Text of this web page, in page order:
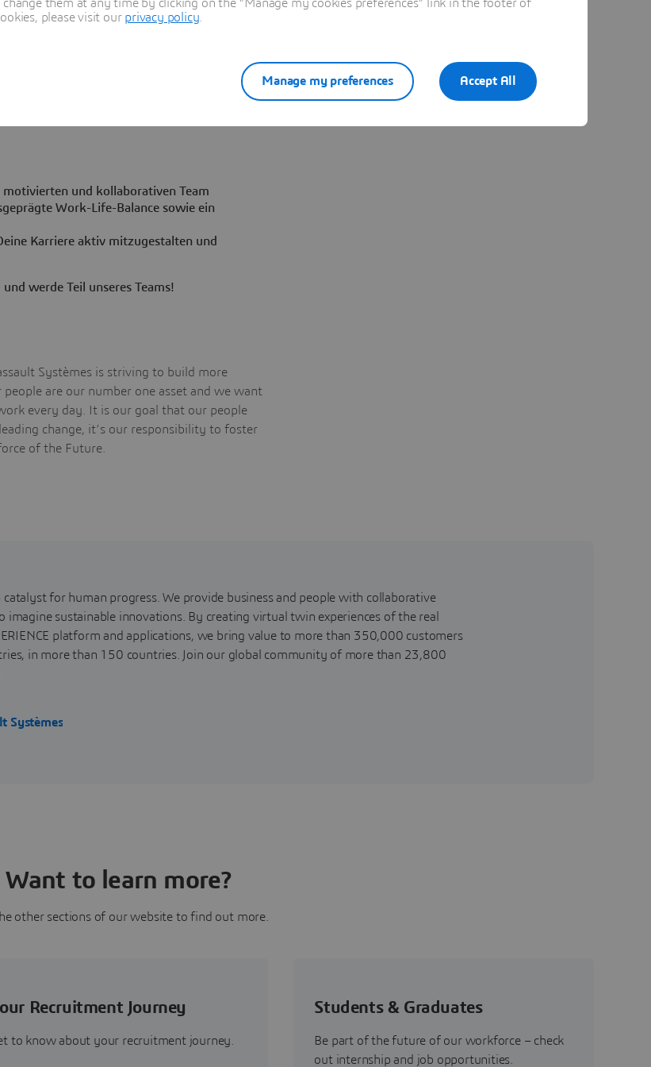
und Start-ups sowie Neugier
Innovationsprojekte
und kollaborativen Team
Work-Life-Balance sowie ein
Karriere aktiv mitzugestalten und
werde Teil unseres Teams!
Systèmes is striving to build more
are our number one asset and we want
every day. It is our goal that our people
change, it’s our responsibility to foster
of the Future.
catalyst for human progress. We provide business and people with collaborative
imagine sustainable innovations. By creating virtual twin experiences of the real
platform and applications, we bring value to more than 350,000 customers
in more than 150 countries. Join our global community of more than 23,800
Systèmes
Want to learn more?
other sections of our website to find out more.
Recruitment Journey
to know about your recruitment journey.
Students & Graduates
Be part of the future of our workforce – check
out internship and job opportunities.
them at any time by clicking on the "Manage my cookies preferences" link in the footer of
please visit our privacy policy
Accept All
Manage my preferences